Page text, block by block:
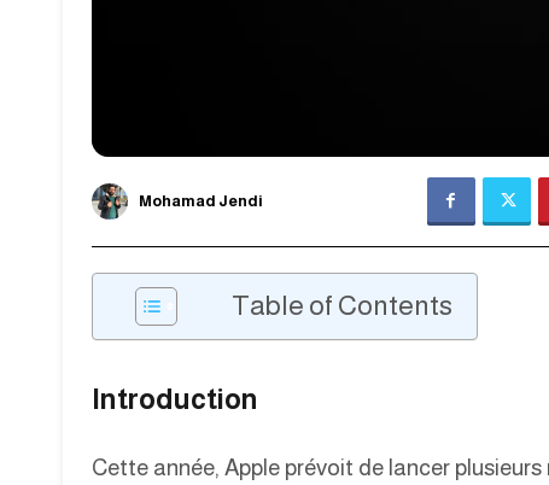
Mohamad Jendi
Table of Contents
Introduction
Cette année, Apple prévoit de lancer